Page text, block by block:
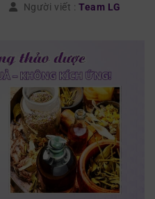
Người viết : Team LG